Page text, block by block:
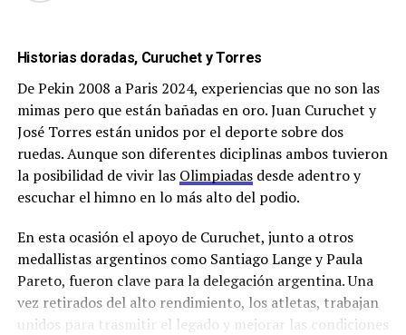
Historias doradas, Curuchet y Torres
De Pekin 2008 a Paris 2024, experiencias que no son las
mimas pero que están bañadas en oro. Juan Curuchet y
José Torres están unidos por el deporte sobre dos
ruedas. Aunque son diferentes diciplinas ambos tuvieron
la posibilidad de vivir las Olimpiadasdesde adentro y
escuchar el himno en lo más alto del podio.
En esta ocasión el apoyo de Curuchet, junto a otros
medallistas argentinos como Santiago Lange y Paula
Pareto, fueron clave para la delegación argentina. Una
vez retirados del alto rendimiento, los atletas, trabajan
unidos para trasmitir el legado y mejorar las condiciones